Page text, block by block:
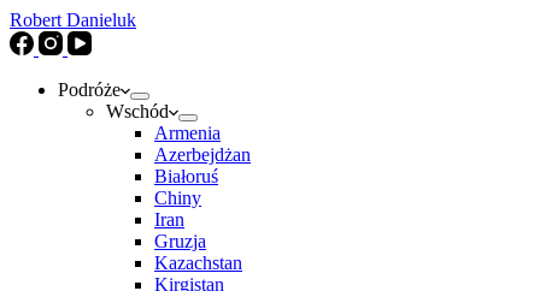
Robert Danieluk
Podróże
Wschód
Armenia
Azerbejdżan
Białoruś
Chiny
Iran
Gruzja
Kazachstan
Kirgistan